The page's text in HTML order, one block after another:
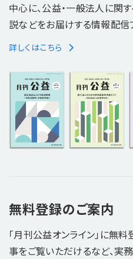
中心に、公益・一般法人に関
説などをお届けする情報配信
詳しくはこちら
無料登録のご案内
「月刊公益オンライン」に無
事をご覧いただけるなど、実